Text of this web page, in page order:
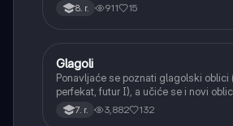
8. r. 911 15
Srpski jezik
Glagoli
Ponavljaće se poznati glagolski oblici
perfekat, futur I), a učiće se i novi
aorist, imperfekat, pluskvamperfekat,
glagolski prilozi i pridevi.
7. r. 3,882 132